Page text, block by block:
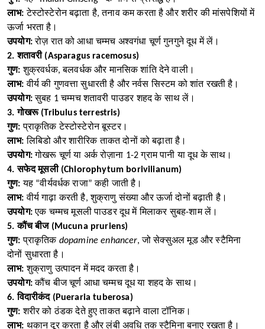
लाभ: टेस्टोस्टेरोन बढ़ाता है, तनाव कम करता है और शरीर की मांसपेशियों में
ऊर्जा भरता है।
उपयोग:रोज़ रात को आधा चम्मच अश्वगंधा चूर्ण गुनगुने दूध में लें।
2. शतावरी (Asparagus racemosus)
गुण: शुक्रवर्धक, बलवर्धक और मानसिक शांति देने वाली।
लाभ: वीर्य की गुणवत्ता सुधारती है और नर्वस सिस्टम को शांत रखती है।
उपयोग:सुबह 1 चम्मच शतावरी पाउडर शहद के साथ लें।
3. गोखरू (Tribulus terrestris)
गुण: प्राकृतिक टेस्टोस्टेरोन बूस्टर।
लाभ: लिबिडो और शारीरिक ताकत दोनों को बढ़ाता है।
उपयोग:गोखरू चूर्ण या अर्क रोज़ाना 1-2 ग्राम पानी या दूध के साथ।
4. सफेद मूसली (Chlorophytum borivilianum)
गुण: यह “वीर्यवर्धक राजा” कही जाती है।
लाभ: वीर्य गाढ़ा करती है, शुक्राणु संख्या और ऊर्जा दोनों बढ़ाती है।
उपयोग:एक चम्मच मूसली पाउडर दूध में मिलाकर सुबह-शाम लें।
5. कौंच बीज (Mucuna pruriens)
गुण: प्राकृतिक dopamine enhancer, जो सेक्सुअल मूड और स्टैमिना
दोनों सुधारता है।
लाभ: शुक्राणु उत्पादन में मदद करता है।
उपयोग:कौंच बीज चूर्ण आधा चम्मच दूध या शहद के साथ।
6. विदारीकंद (Pueraria tuberosa)
गुण: शरीर को ठंडक देते हुए ताकत बढ़ाने वाला टॉनिक।
लाभ: थकान दूर करता है और लंबी अवधि तक स्टैमिना बनाए रखता है।